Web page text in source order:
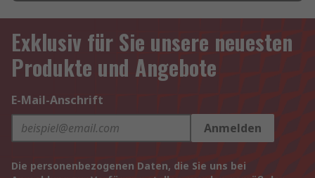
Exklusiv für Sie unsere neuesten
Produkte und Angebote
E-Mail-Anschrift
Anmelden
Die personenbezogenen Daten, die Sie uns bei